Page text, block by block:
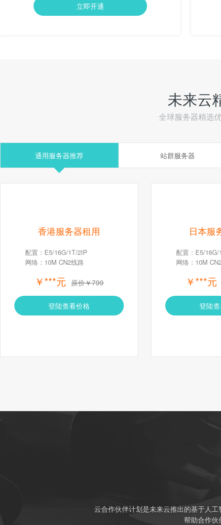
立即开通
未来云
全球服务器精选
通用服务器推荐 站群服务器
香港服务器租用
配置：E5/16G/1T/2IP
网络：10M CN2线路
￥***元 原价￥799
登陆查看价格
日本服
配置：E5/
网络：10M
￥***元
登陆
.
云合作伙伴计划是未来云推出的基于人
帮助合作伙